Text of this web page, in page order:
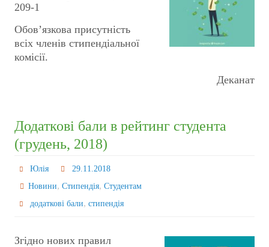
209-1
Обов’язкова присутність
всіх членів стипендіальної
комісії.
Деканат
Додаткові бали в рейтинг студента
(грудень, 2018)
Юлія
29.11.2018
Новини,Стипендія,Студентам
додаткові бали,стипендія
Згідно нових правил